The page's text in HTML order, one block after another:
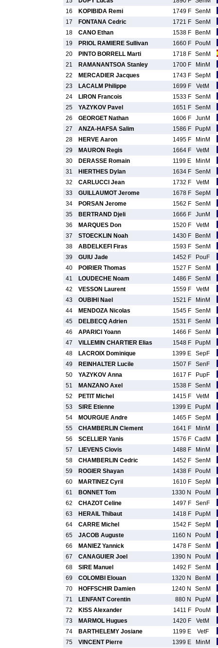
16
KOPIBIDA Remi 1749 F SenM
17
FONTANA Cedric 1721 F SenM
18
CANO Ethan 1538 F
BenM
19
PRIOL RAMIERE Sullivan 1660 F
PouM
20
PINTO BORRELL Marti 1718 F SenM
21
RAMANANTSOA Stanley 1700 F
MinM
22
MERCADIER Jacques 1743 F SepM
23
LACALM Philippe 1699 F
VetM
24
LIRON Francois 1533 F SenM
25
YAZYKOV Pavel 1651 F SenM
26
GEORGET Nathan 1606 F
JunM
27
ANZA-HAFSA Salim 1586 F
PupM
28
HERVE Aaron 1495 F
MinM
29
MAURON Regis 1664 F
VetM
30
DERASSE Romain 1199 E
MinM
31
HIERTHES Dylan 1634 F SenM
32
CARLUCCI Jean 1732 F
VetM
33
GUILLAUMOT Jerome 1678 F SepM
34
PORSAN Jerome 1562 F SenM
35
BERTRAND Djeli 1666 F
JunM
36
MARQUES Don 1520 F
VetM
37
STOECKLIN Noah 1430 F
BenM
38
ABDELKEFI Firas 1593 F SenM
39
GUIU Jade 1452 F
PouF
40
POIRIER Thomas 1527 F SenM
41
LOUDECHE Noam 1486 F SenM
42
VESSON Laurent 1559 F
VetM
43
OUBIHI Nael 1521 F
MinM
44
MENDOZA Nicolas 1545 F SenM
45
DELBECQ Adrien 1531 F SenM
46
APARICI Yoann 1466 F SenM
47
VILLEMIN CHARTIER Elias 1548 F
PupM
48
LACROIX Dominique 1399 E
SepF
49
REINHALTER Lucile 1507 F
SenF
50
YAZYKOV Anna 1617 F
PupF
51
MANZANO Axel 1538 F SenM
52
PETIT Michel 1415 F
VetM
53
SIRE Etienne 1399 E
PupM
54
MOURGUE Andre 1465 F SepM
55
CHAMBERLIN Clement 1641 F
MinM
56
SCELLIER Yanis 1576 F CadM
57
LIEVENS Clovis 1488 F
MinM
58
CHAMBERLIN Cedric 1452 F SenM
59
ROGIER Shayan 1438 F
PouM
60
MARTINEZ Cyril 1610 F SepM
61
BONNET Tom 1330 N
PouM
62
CHAZOT Celine 1497 F
SenF
63
HERAIL Thibaut 1418 F
PupM
64
CARRE Michel 1542 F SepM
65
JACOB Auguste 1160 N
PouM
66
MANIEZ Yannick 1478 F SenM
67
CANAGUIER Joel 1390 N
PouM
68
SIRE Manuel 1492 F SenM
69
COLOMBI Elouan 1320 N
BenM
70
HOFFSCHIR Damien 1240 N
SenM
71
LENFANT Corentin 880 N
PupM
72
KISS Alexander 1411 F
PouM
73
MARMOL Hugues 1420 F
VetM
74
BARTHELEMY Josiane 1199 E
VetF
75
VINCENT Pierre 1399 E
MinM